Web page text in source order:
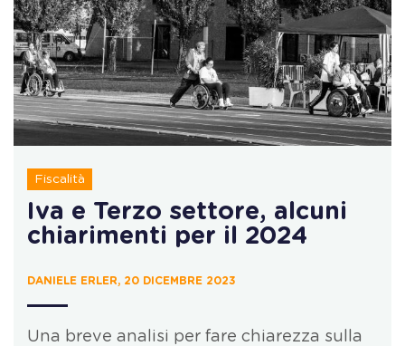
Fiscalità
Iva e Terzo settore, alcuni
chiarimenti per il 2024
DANIELE ERLER, 20 DICEMBRE 2023
Una breve analisi per fare chiarezza sulla